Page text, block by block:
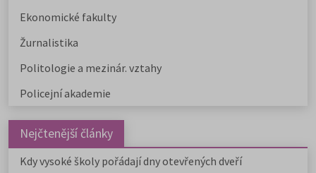
Ekonomické fakulty
Žurnalistika
Politologie a mezinár. vztahy
Policejní akademie
Nejčtenější články
Kdy vysoké školy pořádají dny otevřených dveří